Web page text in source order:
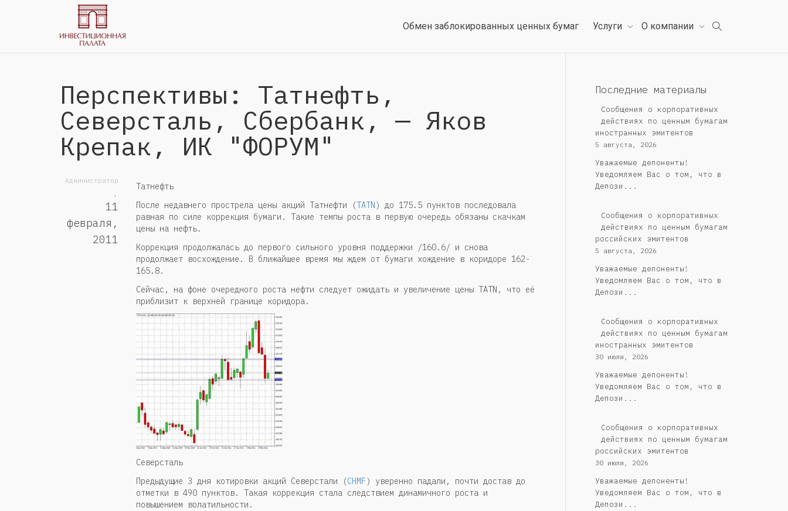
Обмен заблокированных ценных бумаг Услуги О компании
Перспективы: Татнефть,
Северсталь, Сбербанк, — Яков
Крепак, ИК "ФОРУМ"
Администратор
,
11
февраля,
2011
Татнефть
После недавнего прострела цены акций Татнефти (TATN) до 175.5 пунктов последовала
равная по силе коррекция бумаги. Такие темпы роста в первую очередь обязаны скачкам
цены на нефть.
Коррекция продолжалась до первого сильного уровня поддержки /160.6/ и снова
продолжает восхождение. В ближайшее время мы ждем от бумаги хождение в коридоре 162-
165.8.
Сейчас, на фоне очередного роста нефти следует ожидать и увеличение цены TATN, что её
приблизит к верхней границе коридора.
Северсталь
Предыдущие 3 дня котировки акций Северстали (CHMF) уверенно падали, почти достав до
отметки в 490 пунктов. Такая коррекция стала следствием динамичного роста и
повышением волатильности.
Последние материалы
Сообщения о корпоративных
действиях по ценным бумагам
иностранных эмитентов
5 августа, 2026
Уважаемые депоненты!
Уведомляем Вас о том, что в
Депози...
Cообщения о корпоративных
действиях по ценным бумагам
российских эмитентов
5 августа, 2026
Уважаемые депоненты!
Уведомляем Вас о том, что в
Депози...
Сообщения о корпоративных
действиях по ценным бумагам
иностранных эмитентов
30 июля, 2026
Уважаемые депоненты!
Уведомляем Вас о том, что в
Депози...
Cообщения о корпоративных
действиях по ценным бумагам
российских эмитентов
30 июля, 2026
Уважаемые депоненты!
Уведомляем Вас о том, что в
Депози...